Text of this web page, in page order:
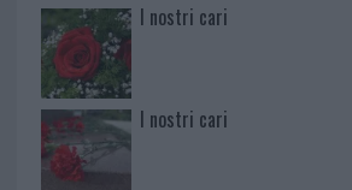
I nostri cari
I nostri cari